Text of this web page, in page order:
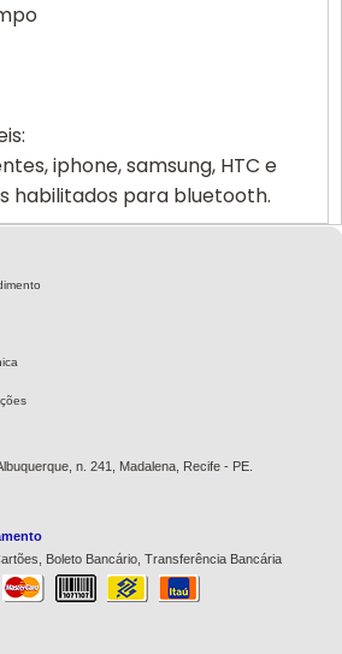
iphone, samsung, HTC e
habilitados para bluetooth.
n. 241, Madalena, Recife - PE.
Boleto Bancário, Transferência Bancária